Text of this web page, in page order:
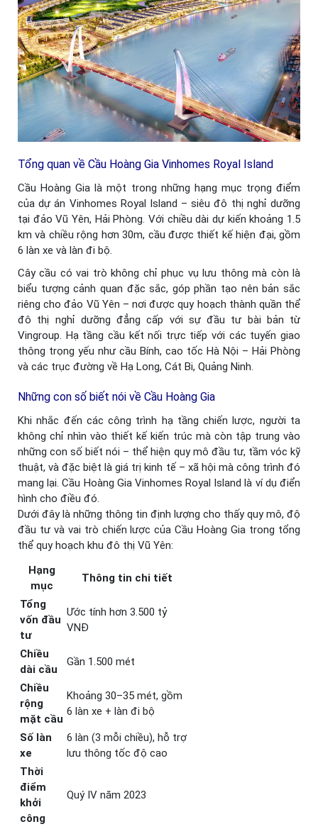
Tổng quan về Cầu Hoàng Gia Vinhomes Royal Island
Cầu Hoàng Gia là một trong những hạng mục trọng điểm
của dự án Vinhomes Royal Island – siêu đô thị nghỉ dưỡng
tại đảo Vũ Yên, Hải Phòng. Với chiều dài dự kiến khoảng 1.5
km và chiều rộng hơn 30m, cầu được thiết kế hiện đại, gồm
6 làn xe và làn đi bộ.
Cây cầu có vai trò không chỉ phục vụ lưu thông mà còn là
biểu tượng cảnh quan đặc sắc, góp phần tạo nên bản sắc
riêng cho đảo Vũ Yên – nơi được quy hoạch thành quần thể
đô thị nghỉ dưỡng đẳng cấp với sự đầu tư bài bản từ
Vingroup. Hạ tầng cầu kết nối trực tiếp với các tuyến giao
thông trọng yếu như cầu Bính, cao tốc Hà Nội – Hải Phòng
và các trục đường về Hạ Long, Cát Bi, Quảng Ninh.
Những con số biết nói về Cầu Hoàng Gia
Khi nhắc đến các công trình hạ tầng chiến lược, người ta
không chỉ nhìn vào thiết kế kiến trúc mà còn tập trung vào
những con số biết nói – thể hiện quy mô đầu tư, tầm vóc kỹ
thuật, và đặc biệt là giá trị kinh tế – xã hội mà công trình đó
mang lại. Cầu Hoàng Gia Vinhomes Royal Island là ví dụ điển
hình cho điều đó.
Dưới đây là những thông tin định lượng cho thấy quy mô, độ
đầu tư và vai trò chiến lược của Cầu Hoàng Gia trong tổng
thể quy hoạch khu đô thị Vũ Yên:
Hạng
mục
Thông tin chi tiết
Tổng
vốn đầu
tư
Ước tính hơn 3.500 tỷ
VNĐ
Chiều
dài cầu
Gần 1.500 mét
Chiều
rộng
mặt cầu
Khoảng 30–35 mét, gồm
6 làn xe + làn đi bộ
Số làn
xe
6 làn (3 mỗi chiều), hỗ trợ
lưu thông tốc độ cao
Thời
điểm
khởi
công
Quý IV năm 2023